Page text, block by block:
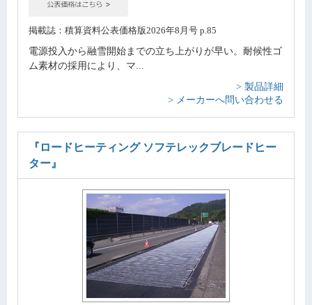
掲載誌：積算資料公表価格版2026年8月号 p.85
電源投入から融雪開始までの立ち上がりが早い。耐候性ゴ
ム素材の採用により、マ...
> 製品詳細
> メーカーへ問い合わせる
『ロードヒーティング ソフテレックブレードヒー
ター』